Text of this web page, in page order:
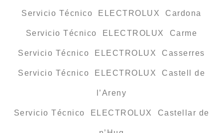
Servicio Técnico ELECTROLUX Cardona
Servicio Técnico ELECTROLUX Carme
Servicio Técnico ELECTROLUX Casserres
Servicio Técnico ELECTROLUX Castell de
l’Areny
Servicio Técnico ELECTROLUX Castellar de